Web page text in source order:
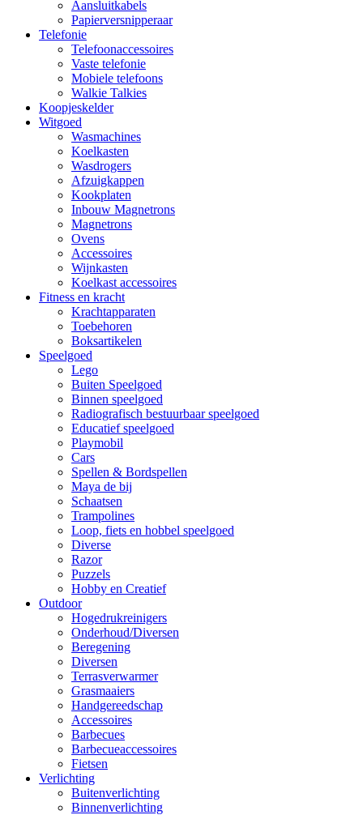
Aansluitkabels
Papierversnipperaar
Telefonie
Telefoonaccessoires
Vaste telefonie
Mobiele telefoons
Walkie Talkies
Koopjeskelder
Witgoed
Wasmachines
Koelkasten
Wasdrogers
Afzuigkappen
Kookplaten
Inbouw Magnetrons
Magnetrons
Ovens
Accessoires
Wijnkasten
Koelkast accessoires
Fitness en kracht
Krachtapparaten
Toebehoren
Boksartikelen
Speelgoed
Lego
Buiten Speelgoed
Binnen speelgoed
Radiografisch bestuurbaar speelgoed
Educatief speelgoed
Playmobil
Cars
Spellen & Bordspellen
Maya de bij
Schaatsen
Trampolines
Loop, fiets en hobbel speelgoed
Diverse
Razor
Puzzels
Hobby en Creatief
Outdoor
Hogedrukreinigers
Onderhoud/Diversen
Beregening
Diversen
Terrasverwarmer
Grasmaaiers
Handgereedschap
Accessoires
Barbecues
Barbecueaccessoires
Fietsen
Verlichting
Buitenverlichting
Binnenverlichting